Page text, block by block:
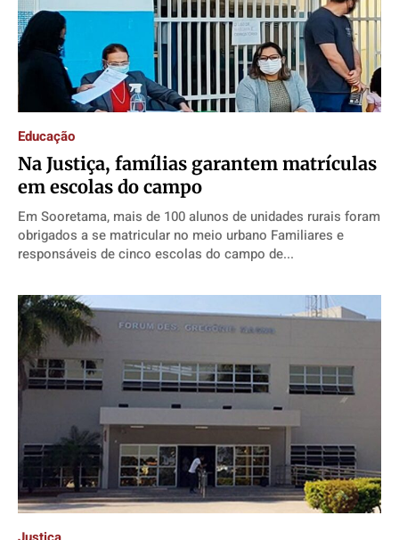
Educação
Na Justiça, famílias garantem matrículas
em escolas do campo
Em Sooretama, mais de 100 alunos de unidades rurais foram
obrigados a se matricular no meio urbano Familiares e
responsáveis de cinco escolas do campo de...